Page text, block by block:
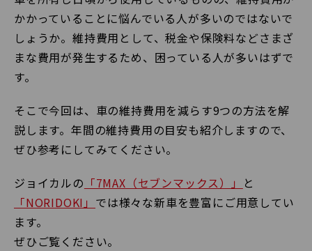
かかっていることに悩んでいる人が多いのではないで
しょうか。維持費用として、税金や保険料などさまざ
まな費用が発生するため、困っている人が多いはずで
す。
そこで今回は、車の維持費用を減らす9つの方法を解
説します。年間の維持費用の目安も紹介しますので、
ぜひ参考にしてみてください。
ジョイカルの 「7MAX（セブンマックス）」
と
「NORIDOKI」 では様々な新車を豊富にご用意してい
ます。
ぜひご覧ください。